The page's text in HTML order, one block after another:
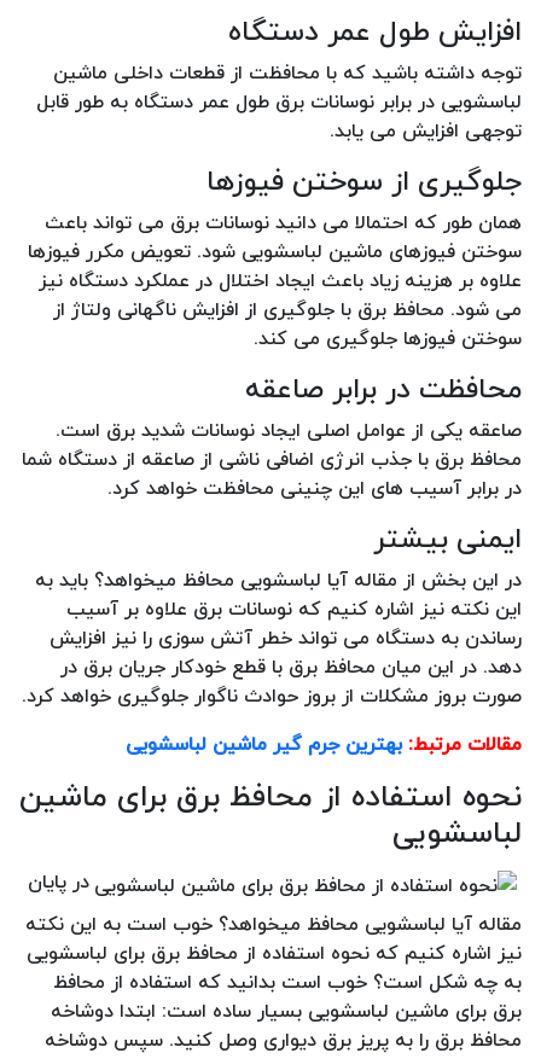
افزایش طول عمر دستگاه
توجه داشته باشید که با محافظت از قطعات داخلی ماشین
لباسشویی در برابر نوسانات برق طول عمر دستگاه به طور قابل
توجهی افزایش می یابد.
جلوگیری از سوختن فیوزها
همان طور که احتمالا می دانید نوسانات برق می تواند باعث
سوختن فیوزهای ماشین لباسشویی شود. تعویض مکرر فیوزها
علاوه بر هزینه زیاد باعث ایجاد اختلال در عملکرد دستگاه نیز
می شود. محافظ برق با جلوگیری از افزایش ناگهانی ولتاژ از
سوختن فیوزها جلوگیری می کند.
محافظت در برابر صاعقه
صاعقه یکی از عوامل اصلی ایجاد نوسانات شدید برق است.
محافظ برق با جذب انرژی اضافی ناشی از صاعقه از دستگاه شما
در برابر آسیب های این چنینی محافظت خواهد کرد.
ایمنی بیشتر
در این بخش از مقاله آیا لباسشویی محافظ میخواهد؟ باید به
این نکته نیز اشاره کنیم که نوسانات برق علاوه بر آسیب
رساندن به دستگاه می تواند خطر آتش سوزی را نیز افزایش
دهد. در این میان محافظ برق با قطع خودکار جریان برق در
صورت بروز مشکلات از بروز حوادث ناگوار جلوگیری خواهد کرد.
مقالات مرتبط:بهترین جرم گیر ماشین لباسشویی
نحوه استفاده از محافظ برق برای ماشین
لباسشویی
در پایان
مقاله آیا لباسشویی محافظ میخواهد؟ خوب است به این نکته
نیز اشاره کنیم که نحوه استفاده از محافظ برق برای لباسشویی
به چه شکل است؟ خوب است بدانید که استفاده از محافظ
برق برای ماشین لباسشویی بسیار ساده است: ابتدا دوشاخه
محافظ برق را به پریز برق دیواری وصل کنید. سپس دوشاخه